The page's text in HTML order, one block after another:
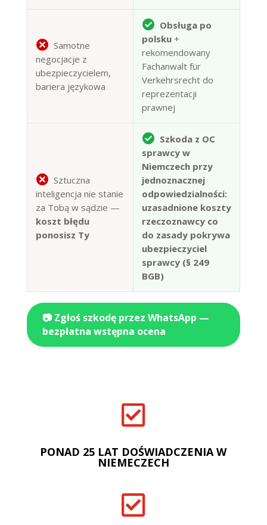
Samotne
negocjacje z
ubezpieczycielem,
bariera językowa
Obsługa po
polsku+
rekomendowany
Fachanwalt für
Verkehrsrecht do
reprezentacji
prawnej
Sztuczna
inteligencja nie stanie
za Tobą w sądzie —
koszt błędu
ponosisz Ty
Szkoda z OC
sprawcy w
Niemczech przy
jednoznacznej
odpowiedzialności:
uzasadnione koszty
rzeczoznawcy co
do zasady pokrywa
ubezpieczyciel
sprawcy (§ 249
BGB)
📷 Zgłoś szkodę przez WhatsApp —
bezpłatna wstępna ocena

PONAD 25 LAT DOŚWIADCZENIA W
NIEMECZECH
